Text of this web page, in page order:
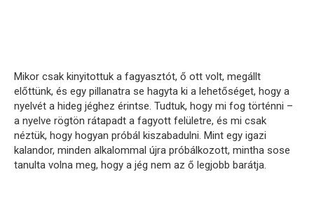
Mikor csak kinyitottuk a fagyasztót, ő ott volt, megállt
előttünk, és egy pillanatra se hagyta ki a lehetőséget, hogy a
nyelvét a hideg jéghez érintse. Tudtuk, hogy mi fog történni –
a nyelve rögtön rátapadt a fagyott felületre, és mi csak
néztük, hogy hogyan próbál kiszabadulni. Mint egy igazi
kalandor, minden alkalommal újra próbálkozott, mintha sose
tanulta volna meg, hogy a jég nem az ő legjobb barátja.